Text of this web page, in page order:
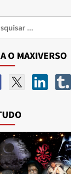
O MAXIVERSO